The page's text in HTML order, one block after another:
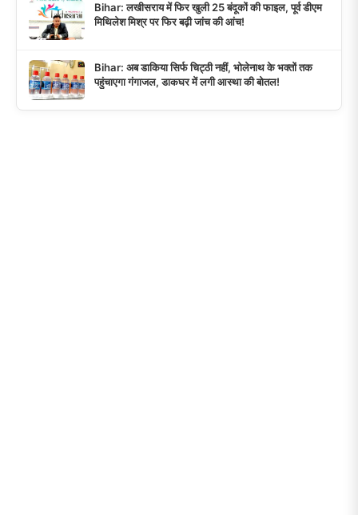
Bihar: लखीसराय में फिर खुली 25 बंदूकों की फाइल, पूर्व डीएम
मिथिलेश मिश्र पर फिर बढ़ी जांच की आंच!
Bihar: अब डाकिया सिर्फ चिट्ठी नहीं, भोलेनाथ के भक्तों तक
पहुंचाएगा गंगाजल, डाकघर में लगी आस्था की बोतल!